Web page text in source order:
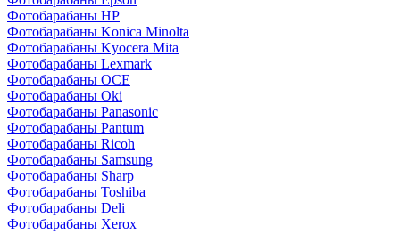
Фотобарабаны HP
Фотобарабаны Konica Minolta
Фотобарабаны Kyocera Mita
Фотобарабаны Lexmark
Фотобарабаны OCE
Фотобарабаны Oki
Фотобарабаны Panasonic
Фотобарабаны Pantum
Фотобарабаны Ricoh
Фотобарабаны Samsung
Фотобарабаны Sharp
Фотобарабаны Toshiba
Фотобарабаны Deli
Фотобарабаны Xerox